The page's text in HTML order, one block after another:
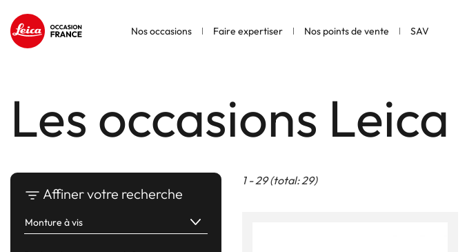
Nos occasions Faire expertiser Nos points de vente SAV
Les occasions Leica
Affiner votre recherche
1 - 29 (total: 29)